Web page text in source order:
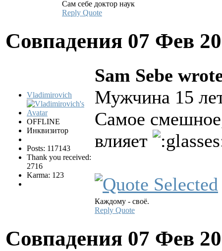
Сам себе доктор наук
Reply Quote
Совпадения 07 Фев
Vladimirovich
OFFLINE
Инквизитор
Posts: 117143
Thank you received:
2716
Karma: 123
Sam Sebe
Мужчина 15
Самое
влияет
Каждому - своё.
Reply Quote
Совпадения 07 Фев